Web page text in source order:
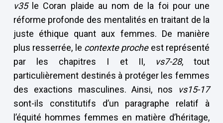
v35le Coran plaide au nom de la foi pour une
réforme profonde des mentalités en traitant de la
juste éthique quant aux femmes. De manière
plus resserrée, le contexte procheest représenté
par les chapitres I et II, vs7-28, tout
particulièrement destinés à protéger les femmes
des exactions masculines. Ainsi, nos vs15-17
sont-ils constitutifs d’un paragraphe relatif à
l’équité hommes femmes en matière d’héritage,